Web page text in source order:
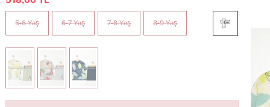
5-6 Yaş 6-7 Yaş 7-8 Yaş 8-9 Yaş